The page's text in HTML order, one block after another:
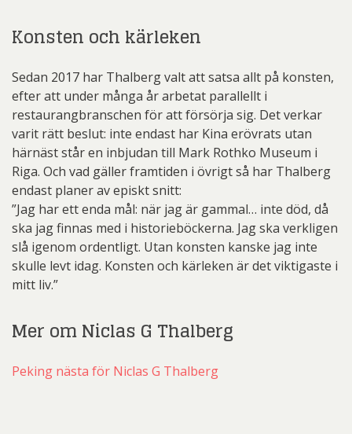
Konsten och kärleken
Sedan 2017 har Thalberg valt att satsa allt på konsten,
efter att under många år arbetat parallellt i
restaurangbranschen för att försörja sig. Det verkar
varit rätt beslut: inte endast har Kina erövrats utan
härnäst står en inbjudan till Mark Rothko Museum i
Riga. Och vad gäller framtiden i övrigt så har Thalberg
endast planer av episkt snitt:
”Jag har ett enda mål: när jag är gammal… inte död, då
ska jag finnas med i historieböckerna. Jag ska verkligen
slå igenom ordentligt. Utan konsten kanske jag inte
skulle levt idag. Konsten och kärleken är det viktigaste i
mitt liv.”
Mer om Niclas G Thalberg
Peking nästa för Niclas G Thalberg